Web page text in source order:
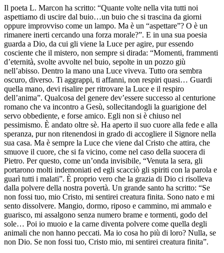
Il poeta L. Marcon ha scritto: “Quante volte nella vita tutti noi
aspettiamo di uscire dal buio…un buio che si trascina da giorni
oppure improvviso come un lampo. Ma è un “aspettare”? O è un
rimanere inerti cercando una forza morale?”. E in una sua poesia
guarda a Dio, da cui gli viene la Luce per agire, pur essendo
cosciente che il mistero, non sempre si dirada: “Momenti, frammenti
d’eternità, svolte avvolte nel buio, sepolte in un pozzo giù
nell’abisso. Dentro la mano una Luce viveva. Tutto ora sembra
oscuro, diverso. Ti aggrappi, ti affanni, non respiri quasi… Guardi
quella mano, devi risalire per ritrovare la Luce e il respiro
dell’anima”. Qualcosa del genere dev’essere successo al centurione
romano che va incontro a Gesù, sollecitandogli la guarigione del
servo obbediente, e forse amico. Egli non si è chiuso nel
pessimismo. È andato oltre sè. Ha aperto il suo cuore alla fede e alla
speranza, pur non ritenendosi in grado di accogliere il Signore nella
sua casa. Ma è sempre la Luce che viene dal Cristo che attira, che
smuove il cuore, che si fa vicino, come nel caso della suocera di
Pietro. Per questo, come un’onda invisibile, “Venuta la sera, gli
portarono molti indemoniati ed egli scacciò gli spiriti con la parola e
guarì tutti i malati”. È proprio vero che la grazia di Dio ci risolleva
dalla polvere della nostra povertà. Un grande santo ha scritto: “Se
non fossi tuo, mio Cristo, mi sentirei creatura finita. Sono nato e mi
sento dissolvere. Mangio, dormo, riposo e cammino, mi ammalo e
guarisco, mi assalgono senza numero brame e tormenti, godo del
sole… Poi io muoio e la carne diventa polvere come quella degli
animali che non hanno peccati. Ma io cosa ho più di loro? Nulla, se
non Dio. Se non fossi tuo, Cristo mio, mi sentirei creatura finita”.